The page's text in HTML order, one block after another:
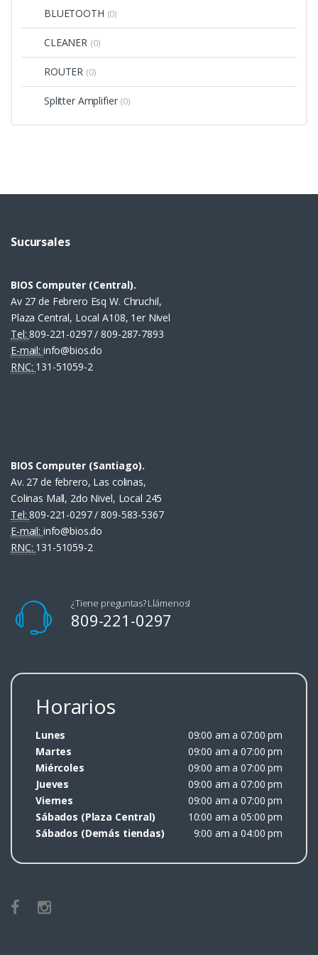
BLUETOOTH (0)
CLEANER (0)
ROUTER (0)
Splitter Amplifier (0)
Sucursales
BIOS Computer (Central).
Av 27 de Febrero Esq W. Chruchil,
Plaza Central, Local A108, 1er Nivel
Tel:809-221-0297 / 809-287-7893
E-mail: info@bios.do
RNC: 131-51059-2
BIOS Computer (Santiago).
Av. 27 de febrero, Las colinas,
Colinas Mall, 2do Nivel, Local 245
Tel:809-221-0297 / 809-583-5367
E-mail: info@bios.do
RNC: 131-51059-2
¿Tiene preguntas? Llámenos!
809-221-0297
Horarios
Lunes
09:00 am a 07:00 pm
Martes
09:00 am a 07:00 pm
Miércoles
09:00 am a 07:00 pm
Jueves
09:00 am a 07:00 pm
Viernes
09:00 am a 07:00 pm
Sábados (Plaza Central)
10:00 am a 05:00 pm
Sábados (Demás tiendas)
9:00 am a 04:00 pm